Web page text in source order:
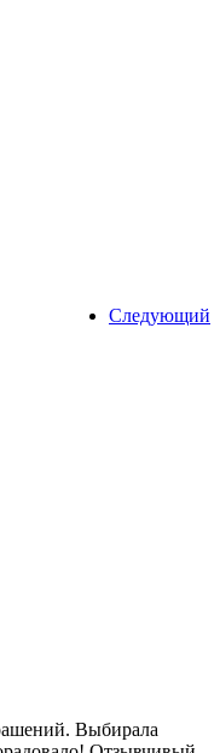
Следующий
Выбирала